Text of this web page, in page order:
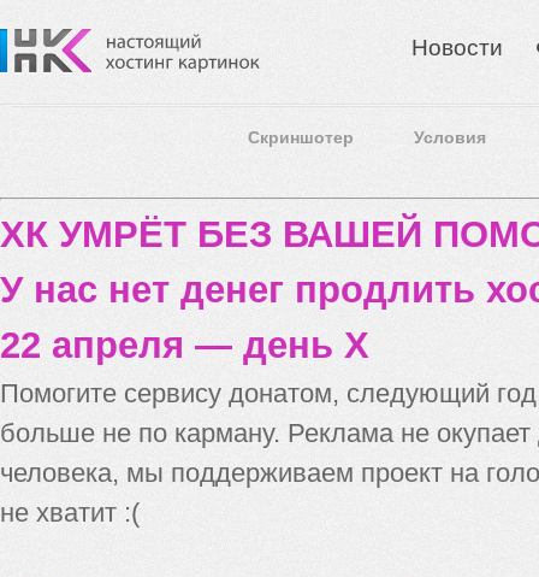
Новости
Скриншотер Условия
ХК УМРЁТ БЕЗ ВАШЕЙ
У нас нет денег продлить
22 апреля — день X
Помогите сервису донатом, следующий
больше не по карману. Реклама не
человека, мы поддерживаем проект на
не хватит :(